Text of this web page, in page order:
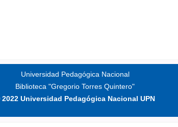
Universidad Pedagógica Nacional
Biblioteca "Gregorio Torres Quintero"
2022 Universidad Pedagógica Nacional UPN